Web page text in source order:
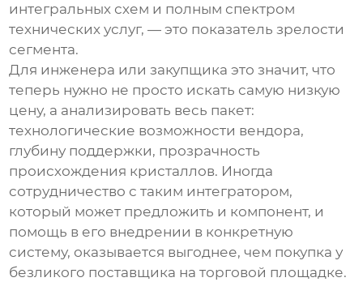
интегральных схем и полным спектром
технических услуг, — это показатель зрелости
сегмента.
Для инженера или закупщика это значит, что
теперь нужно не просто искать самую низкую
цену, а анализировать весь пакет:
технологические возможности вендора,
глубину поддержки, прозрачность
происхождения кристаллов. Иногда
сотрудничество с таким интегратором,
который может предложить и компонент, и
помощь в его внедрении в конкретную
систему, оказывается выгоднее, чем покупка у
безликого поставщика на торговой площадке.